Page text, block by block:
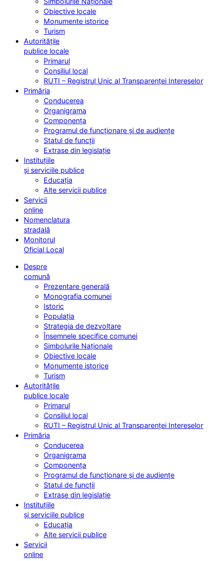
Obiective locale
Monumente istorice
Turism
Autoritățile
publice locale
Primarul
Consiliul local
RUTI – Registrul Unic al Transparenței Intereselor
Primăria
Conducerea
Organigrama
Componența
Programul de funcționare și de audiențe
Statul de funcții
Extrase din legislație
Instituțiile
și serviciile publice
Educația
Alte servicii publice
Servicii
online
Nomenclatura
stradală
Monitorul
Oficial Local
Despre
comună
Prezentare generală
Monografia comunei
Istoric
Populația
Strategia de dezvoltare
Însemnele specifice comunei
Simbolurile Naționale
Obiective locale
Monumente istorice
Turism
Autoritățile
publice locale
Primarul
Consiliul local
RUTI – Registrul Unic al Transparenței Intereselor
Primăria
Conducerea
Organigrama
Componența
Programul de funcționare și de audiențe
Statul de funcții
Extrase din legislație
Instituțiile
și serviciile publice
Educația
Alte servicii publice
Servicii
online